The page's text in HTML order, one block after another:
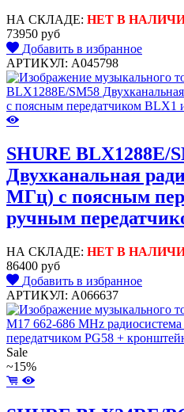
НА СКЛАДЕ: НЕТ В
73950 руб
Добавить в избранное
АРТИКУЛ: A045798
SHURE BLX1288E/
Двухканальная
МГц) с поясным
ручным
НА СКЛАДЕ: НЕТ В
86400 руб
Добавить в избранное
АРТИКУЛ: A066637
Sale
~15%